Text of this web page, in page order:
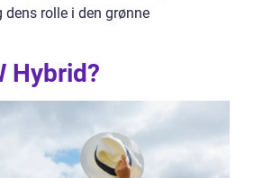
rolle i den grønne
Hybrid?